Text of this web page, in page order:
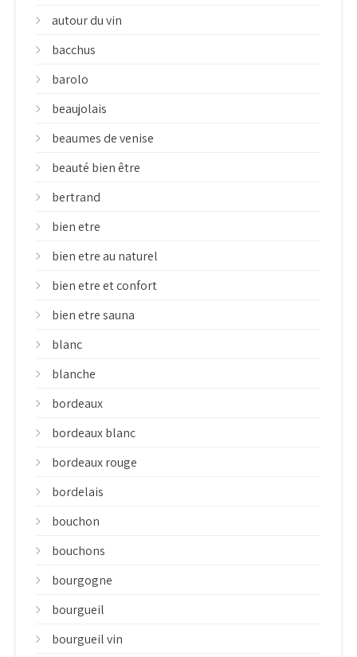
autour du vin
bacchus
barolo
beaujolais
beaumes de venise
beauté bien être
bertrand
bien etre
bien etre au naturel
bien etre et confort
bien etre sauna
blanc
blanche
bordeaux
bordeaux blanc
bordeaux rouge
bordelais
bouchon
bouchons
bourgogne
bourgueil
bourgueil vin